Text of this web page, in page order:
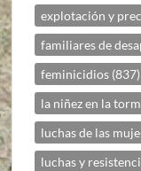
explotación y
familiares de
feminicidios (837)
la niñez en la
luchas de las
luchas y